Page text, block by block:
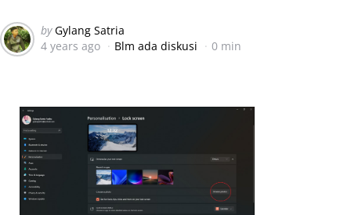
Posted
by
by Gylang Satria
4 years ago
Blm ada diskusi 0 min